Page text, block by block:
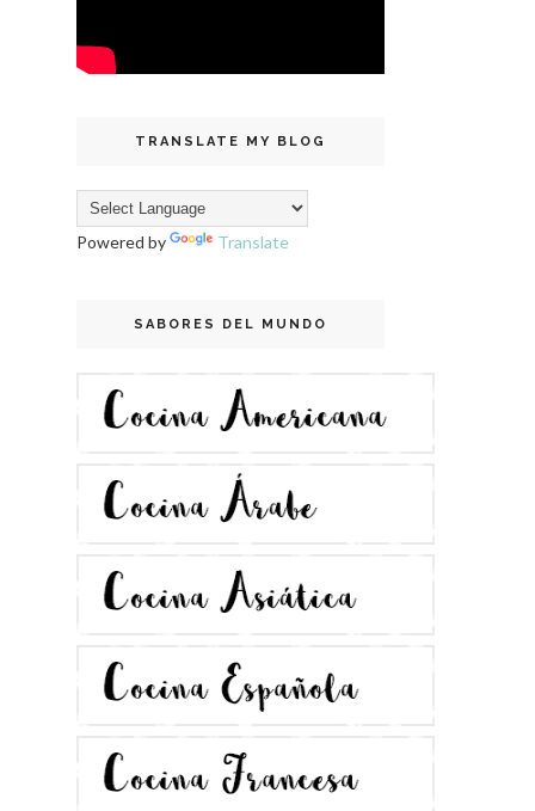
TRANSLATE MY BLOG
Powered by Translate
SABORES DEL MUNDO